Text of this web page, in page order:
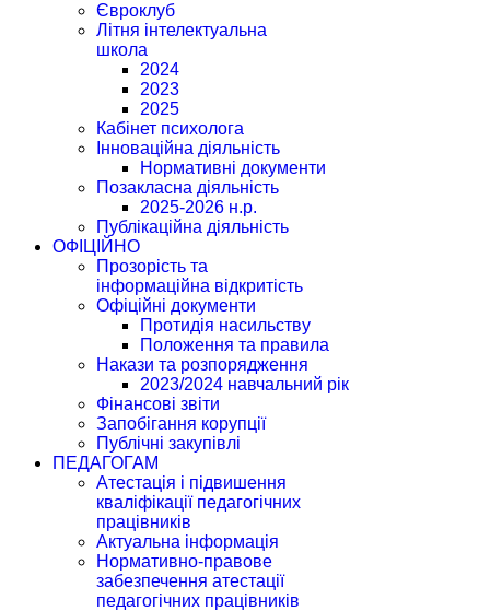
Євроклуб
Літня інтелектуальна
школа
2024
2023
2025
Кабінет психолога
Інноваційна діяльність
Нормативні документи
Позакласна діяльність
2025-2026 н.р.
Публікаційна діяльність
ОФІЦІЙНО
Прозорість та
інформаційна відкритість
Офіційні документи
Протидія насильству
Положення та правила
Накази та розпорядження
2023/2024 навчальний рік
Фінансові звіти
Запобігання корупції
Публічні закупівлі
ПЕДАГОГАМ
Атестація і підвишення
кваліфікації педагогічних
працівників
Актуальна інформація
Нормативно-правове
забезпечення атестації
педагогічних працівників